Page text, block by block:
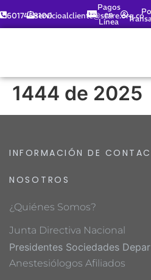
6017448100servicioalcliente@scare.org.co
Pagos
en
Línea
1444 de 2025
INFORMACIÓN DE
NOSOTROS
¿Quiénes Somos?
Junta Directiva Nacional
Presidentes Sociedades
Anestesiólogos Afiliados